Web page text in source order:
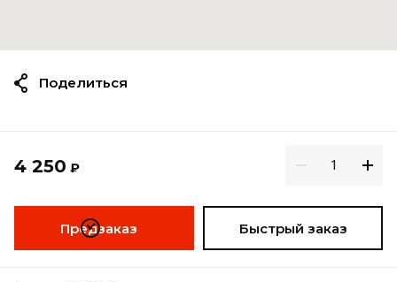
4 250 ₽
Предзаказ Быстрый заказ
Поделиться